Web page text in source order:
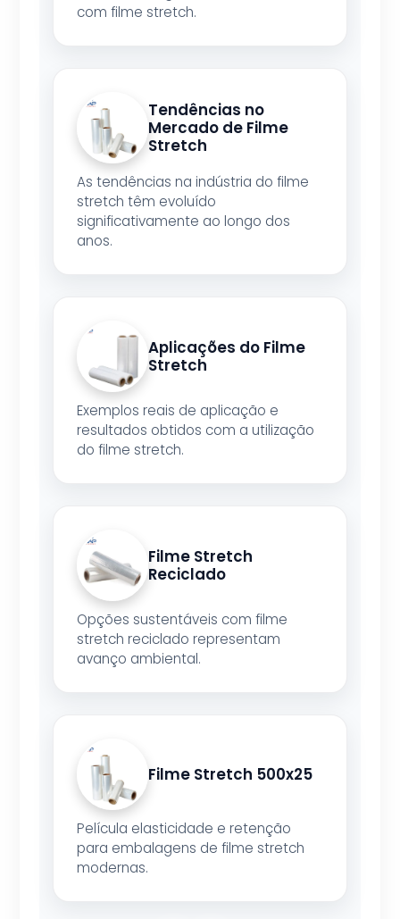
com filme stretch.
Tendências no
Mercado de Filme
Stretch
As tendências na indústria do filme
stretch têm evoluído
significativamente ao longo dos
anos.
Aplicações do Filme
Stretch
Exemplos reais de aplicação e
resultados obtidos com a utilização
do filme stretch.
Filme Stretch
Reciclado
Opções sustentáveis com filme
stretch reciclado representam
avanço ambiental.
Filme Stretch 500x25
Película elasticidade e retenção
para embalagens de filme stretch
modernas.